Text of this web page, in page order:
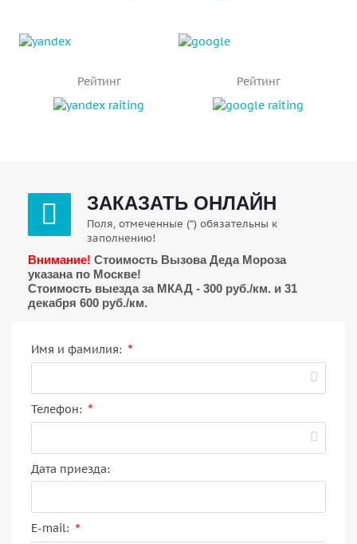
Рейтинг Рейтинг
ЗАКАЗАТЬ ОНЛАЙН
Поля, отмеченные (*) обязательны к
заполнению!
Внимание! Стоимость Вызова Деда Мороза
указана по Москве!
Стоимость выезда за МКАД - 300 руб./км. и 31
декабря 600 руб./км.
Имя и фамилия: *
Телефон: *
Дата приезда:
E-mail: *